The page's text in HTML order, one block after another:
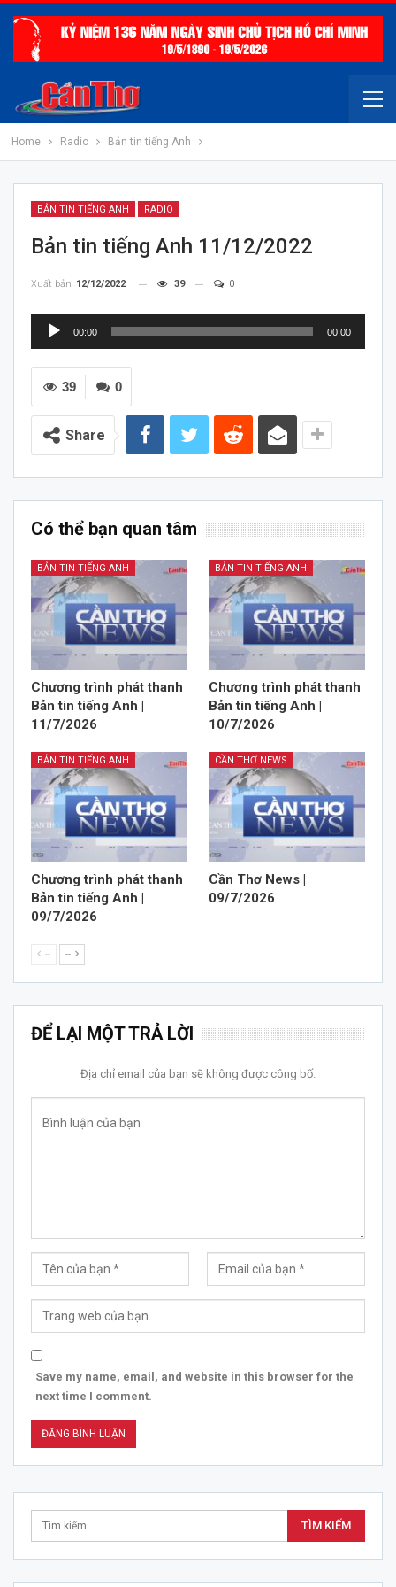
Home Radio Bản tin tiếng Anh
BẢN TIN TIẾNG ANH RADIO
Bản tin tiếng Anh 11/12/2022
Xuất bản 12/12/2022 39 0
Trình
Audio
00:00 00:00
0
39
Share
Có thể bạn quan tâm
BẢN TIN TIẾNG ANH
Chương trình phát thanh
Bản tin tiếng Anh |
11/7/2026
BẢN TIN TIẾNG ANH
Chương trình phát thanh
Bản tin tiếng Anh |
10/7/2026
BẢN TIN TIẾNG ANH
Chương trình phát thanh
Bản tin tiếng Anh |
09/7/2026
CẦN THƠ NEWS
Cần Thơ News |
09/7/2026
-- --
ĐỂ LẠI MỘT TRẢ LỜI
Địa chỉ email của bạn sẽ không được công bố.
Save my name, email, and website in this browser for the
next time I comment.